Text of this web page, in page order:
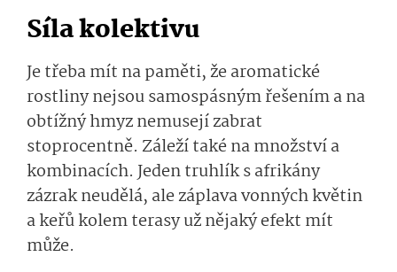
Síla kolektivu
Je třeba mít na paměti, že aromatické
rostliny nejsou samospásným řešením a na
obtížný hmyz nemusejí zabrat
stoprocentně. Záleží také na množství a
kombinacích. Jeden truhlík s afrikány
zázrak neudělá, ale záplava vonných květin
a keřů kolem terasy už nějaký efekt mít
může.